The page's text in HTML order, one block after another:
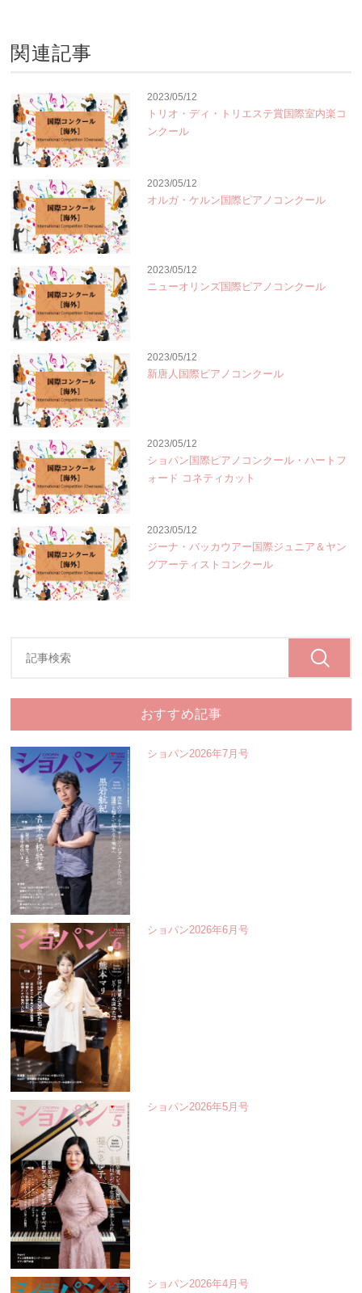
関連記事
2023/05/12
トリオ・ディ・トリエステ賞国際室内楽コ
ンクール
2023/05/12
オルガ・ケルン国際ピアノコンクール
2023/05/12
ニューオリンズ国際ピアノコンクール
2023/05/12
新唐人国際ピアノコンクール
2023/05/12
ショパン国際ピアノコンクール・ハートフ
ォード コネティカット
2023/05/12
ジーナ・バッカウアー国際ジュニア＆ヤン
グアーティストコンクール
おすすめ記事
ショパン2026年7月号
ショパン2026年6月号
ショパン2026年5月号
ショパン2026年4月号